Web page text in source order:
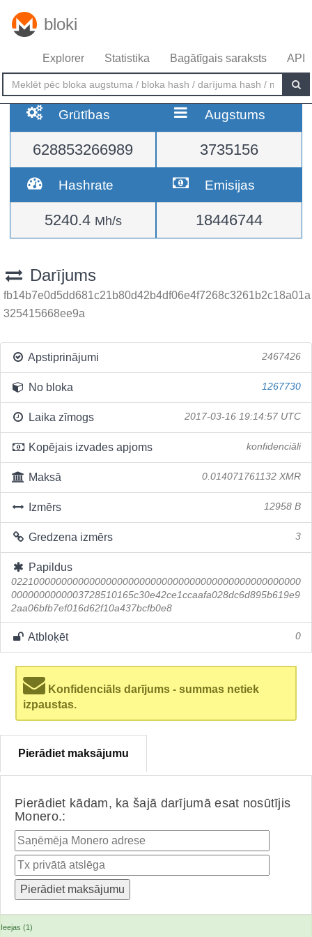
bloki
Explorer Statistika Bagātīgais saraksts API
Grūtības
628853266989
Augstums
3735156
Hashrate
5240.4 Mh/s
Emisijas
18446744
Darījums
fb14b7e0d5dd681c21b80d42b4df06e4f7268c3261b2c18a01a
325415668ee9a
Apstiprinājumi 2467426
No bloka 1267730
Laika zīmogs 2017-03-16 19:14:57 UTC
Kopējais izvades apjoms konfidenciāli
Maksā 0.014071761132 XMR
Izmērs 12958 B
Gredzena izmērs 3
Papildus
0221000000000000000000000000000000000000000000000000
0000000000003728510165c30e42ce1ccaafa028dc6d895b619e9
2aa06bfb7ef016d62f10a437bcfb0e8
Atbloķēt 0
Konfidenciāls darījums - summas netiek
izpaustas.
Pierādiet maksājumu
Pierādiet kādam, ka šajā darījumā esat nosūtījis
Monero.:
Ieejas (1)